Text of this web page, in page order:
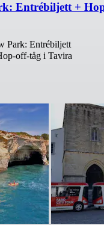
Entrébiljett +
Park: Entrébiljett
off-tåg i Tavira